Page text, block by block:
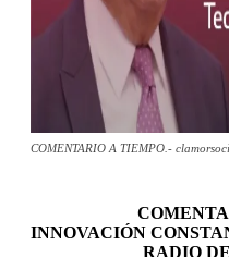
COMENTARIO A TIEMPO.-
INNOVACIÓN
RADIO